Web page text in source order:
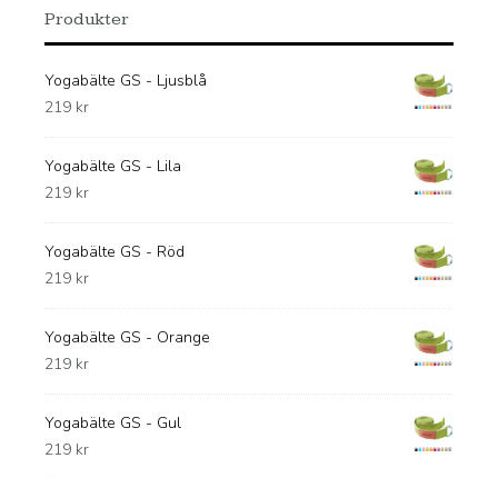
Produkter
Yogabälte GS - Ljusblå
219 kr
Yogabälte GS - Lila
219 kr
Yogabälte GS - Röd
219 kr
Yogabälte GS - Orange
219 kr
Yogabälte GS - Gul
219 kr